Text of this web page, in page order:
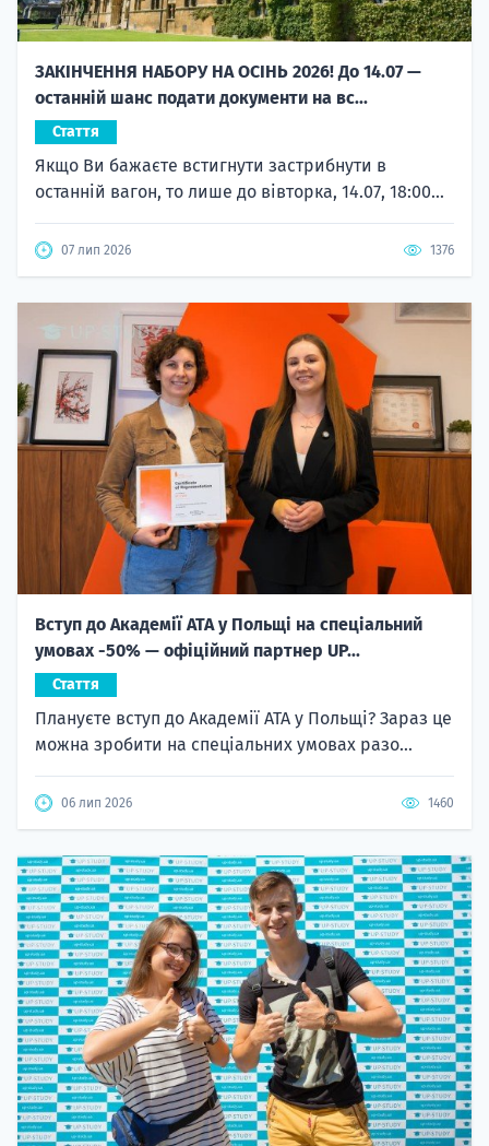
ЗАКІНЧЕННЯ НАБОРУ НА ОСІНЬ 2026! До 14.07 —
останній шанс подати документи на вс...
Стаття
Якщо Ви бажаєте встигнути застрибнути в
останній вагон, то лише до вівторка, 14.07, 18:00...
07 лип 2026 1376
Вступ до Академії ATA у Польщі на спеціальний
умовах -50% — офіційний партнер UP...
Стаття
Плануєте вступ до Академії ATA у Польщі? Зараз це
можна зробити на спеціальних умовах разо...
06 лип 2026 1460